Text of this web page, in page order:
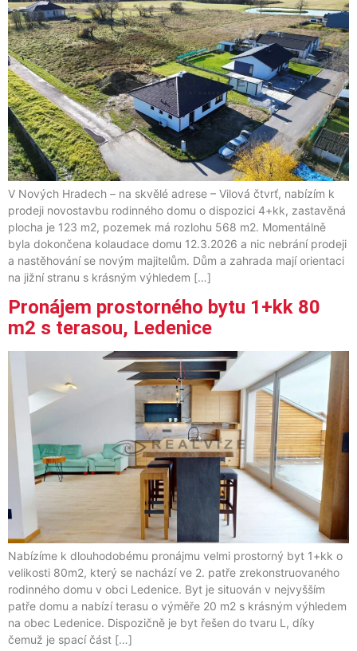
V Nových Hradech – na skvělé adrese – Vilová čtvrť, nabízím k
prodeji novostavbu rodinného domu o dispozici 4+kk, zastavěná
plocha je 123 m2, pozemek má rozlohu 568 m2. Momentálně
byla dokončena kolaudace domu 12.3.2026 a nic nebrání prodeji
a nastěhování se novým majitelům. Dům a zahrada mají orientaci
na jižní stranu s krásným výhledem […]
Pronájem prostorného bytu 1+kk 80
m2 s terasou, Ledenice
Nabízíme k dlouhodobému pronájmu velmi prostorný byt 1+kk o
velikosti 80m2, který se nachází ve 2. patře zrekonstruovaného
rodinného domu v obci Ledenice. Byt je situován v nejvyšším
patře domu a nabízí terasu o výměře 20 m2 s krásným výhledem
na obec Ledenice. Dispozičně je byt řešen do tvaru L, díky
čemuž je spací část […]